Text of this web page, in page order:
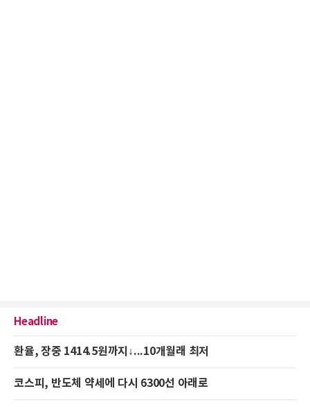
Headline
환율, 장중 1414.5원까지↓...10개월래 최저
코스피, 반도체 약세에 다시 6300선 아래로